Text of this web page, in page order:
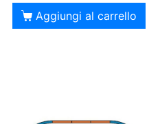
Aggiungi al carrello